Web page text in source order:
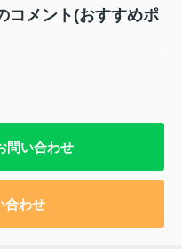
コメント(おすすめポ
問い合わせ
合わせ